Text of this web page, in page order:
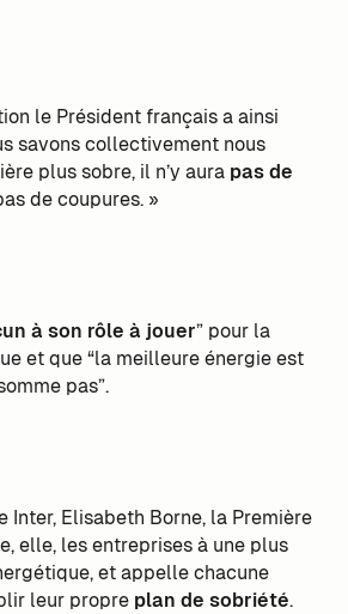
le Président français a ainsi
savons collectivement nous
plus sobre, il n’y aura pas de
de coupures. »
à son rôle à jouer” pour la
et que “la meilleure énergie est
pas”.
Inter, Elisabeth Borne, la Première
elle, les entreprises à une plus
et appelle chacune
leur propreplan de sobriété.